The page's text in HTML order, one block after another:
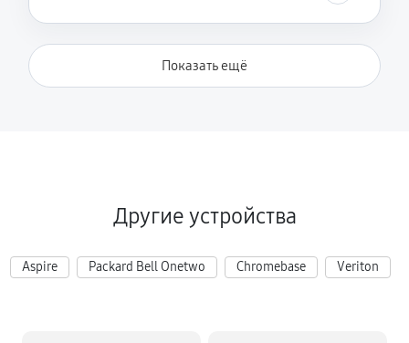
Показать ещё
Другие устройства
Aspire Packard Bell Onetwo Chromebase Veriton